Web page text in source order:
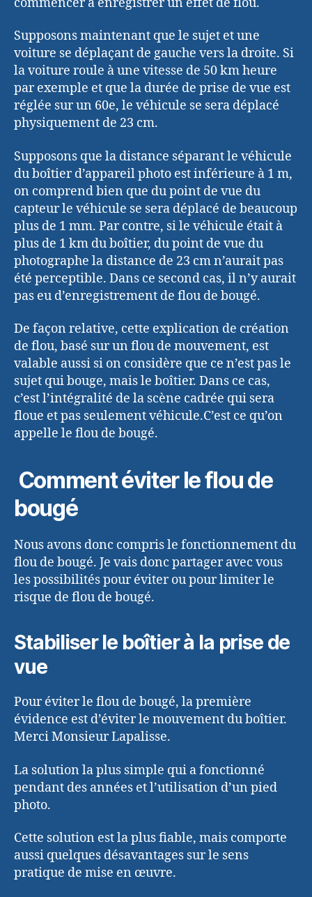
Supposons maintenant que le sujet et une
voiture se déplaçant de gauche vers la droite. Si
la voiture roule à une vitesse de 50 km heure
par exemple et que la durée de prise de vue est
réglée sur un 60e, le véhicule se sera déplacé
physiquement de 23 cm.
Supposons que la distance séparant le véhicule
du boîtier d’appareil photo est inférieure à 1 m,
on comprend bien que du point de vue du
capteur le véhicule se sera déplacé de beaucoup
plus de 1 mm. Par contre, si le véhicule était à
plus de 1 km du boîtier, du point de vue du
photographe la distance de 23 cm n’aurait pas
été perceptible. Dans ce second cas, il n’y aurait
pas eu d’enregistrement de flou de bougé.
De façon relative, cette explication de création
de flou, basé sur un flou de mouvement, est
valable aussi si on considère que ce n’est pas le
sujet qui bouge, mais le boîtier. Dans ce cas,
c’est l’intégralité de la scène cadrée qui sera
floue et pas seulement véhicule.C’est ce qu’on
appelle le flou de bougé.
Comment éviter le flou de
bougé
Nous avons donc compris le fonctionnement du
flou de bougé. Je vais donc partager avec vous
les possibilités pour éviter ou pour limiter le
risque de flou de bougé.
Stabiliser le boîtier à la prise de
vue
Pour éviter le flou de bougé, la première
évidence est d’éviter le mouvement du boîtier.
Merci Monsieur Lapalisse.
La solution la plus simple qui a fonctionné
pendant des années et l’utilisation d’un pied
photo.
Cette solution est la plus fiable, mais comporte
aussi quelques désavantages sur le sens
pratique de mise en œuvre.